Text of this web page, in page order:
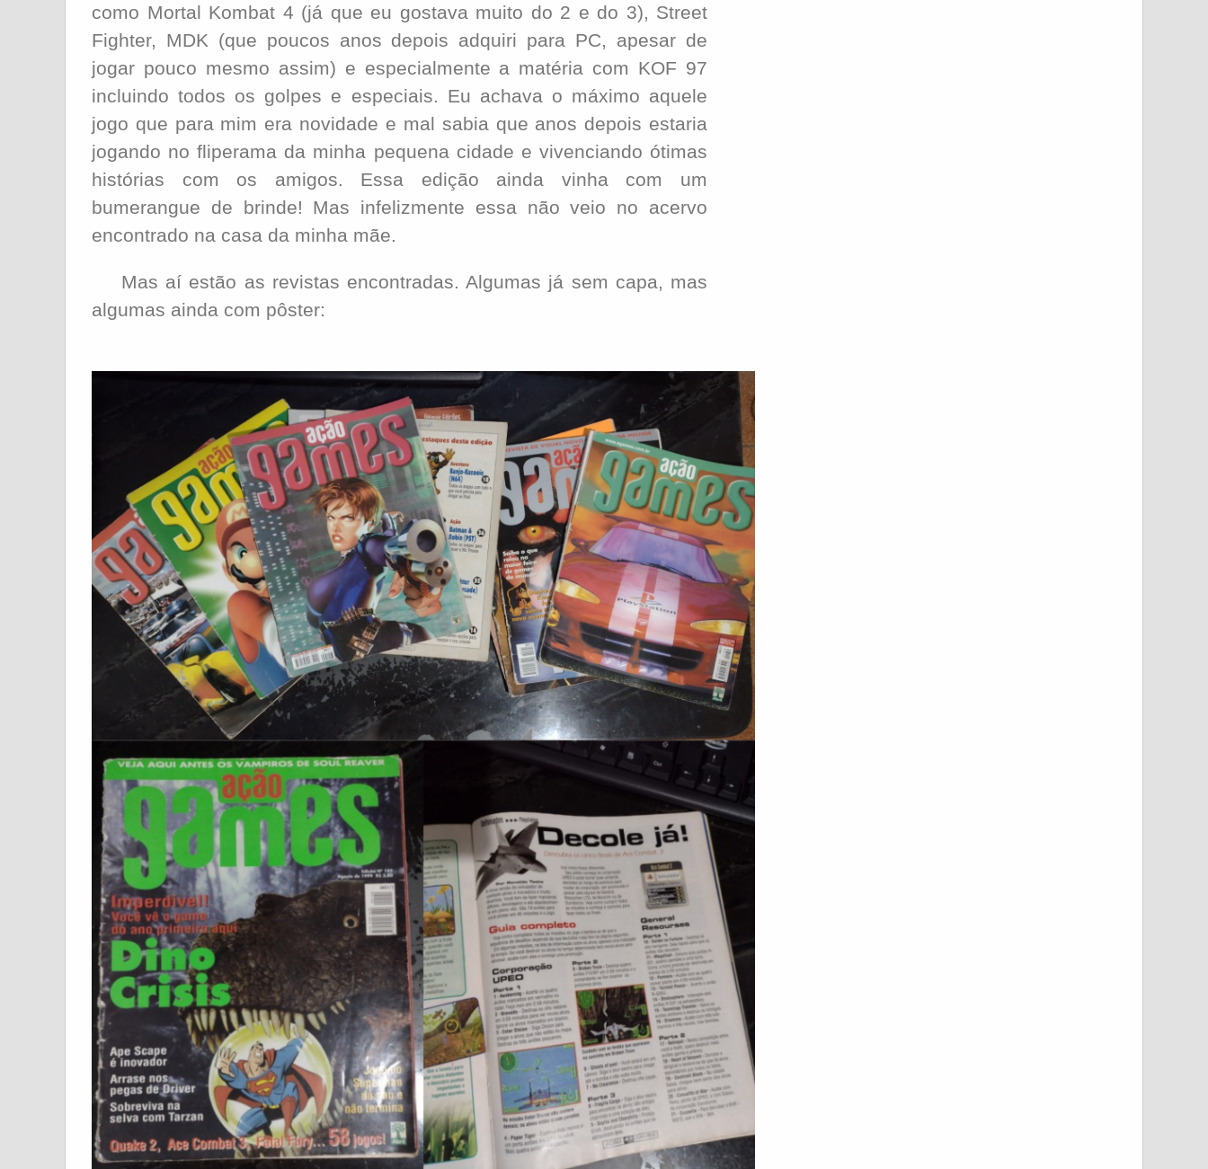
como Mortal Kombat 4 (já que eu gostava muito do 2 e do 3), Street
Fighter, MDK (que poucos anos depois adquiri para PC, apesar de
jogar pouco mesmo assim) e especialmente a matéria com KOF 97
incluindo todos os golpes e especiais. Eu achava o máximo aquele
jogo que para mim era novidade e mal sabia que anos depois estaria
jogando no fliperama da minha pequena cidade e vivenciando ótimas
histórias com os amigos. Essa edição ainda vinha com um
bumerangue de brinde! Mas infelizmente essa não veio no acervo
encontrado na casa da minha mãe.
Mas aí estão as revistas encontradas. Algumas já sem capa, mas
algumas ainda com pôster: